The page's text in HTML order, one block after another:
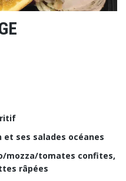
et ses salades océanes
mozza/tomates confites,
râpées